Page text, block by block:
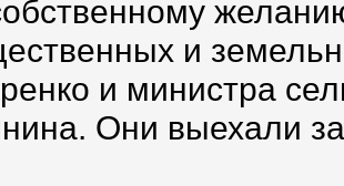
и
и министра
Они выехали